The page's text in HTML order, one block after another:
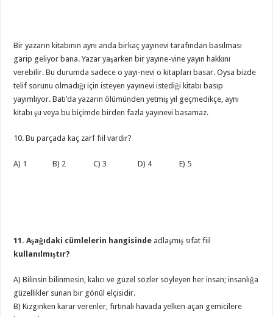
Bir yazarın kitabının aynı anda birkaç yayınevi tarafından basılması
garip geliyor bana. Yazar yaşarken bir yayıne-vine yayın hakkını
verebilir. Bu durumda sadece o yayı-nevi o kitapları basar. Oysa bizde
telif sorunu olmadığı için isteyen yayınevi istediği kitabı basıp
yayımlıyor. Batı’da yazarın ölümünden yetmiş yıl geçmedikçe, aynı
kitabı şu veya bu biçimde birden fazla yayınevi basamaz.
10. Bu parçada kaç zarf fiil vardır?
A) 1 B) 2 C) 3 D) 4 E) 5
11. Aşağıdaki cümlelerin hangisinde adlaşmış sıfat fiil
kullanılmıştır?
A) Bilinsin bilinmesin, kalıcı ve güzel sözler söyleyen her insan; insanlığa
güzellikler sunan bir gönül elçisidir.
B) Kızgınken karar verenler, fırtınalı havada yelken açan gemicilere